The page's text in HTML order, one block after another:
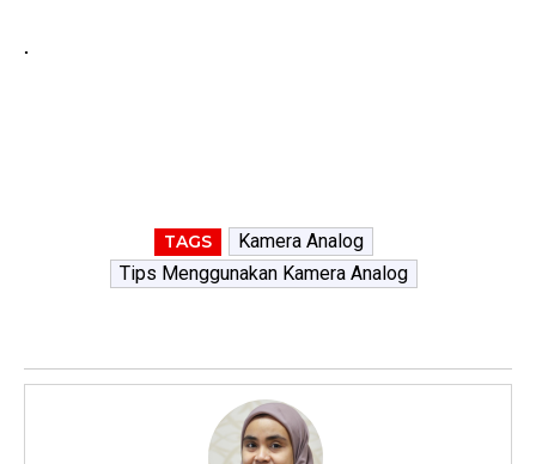
.
TAGS
Kamera Analog
Tips Menggunakan Kamera Analog